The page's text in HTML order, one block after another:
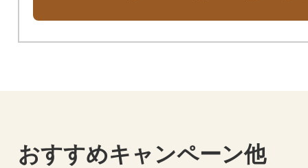
おすすめキャンペーン他